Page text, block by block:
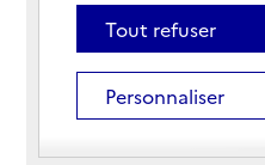
Téléphone :
03 29 82 54 17
Contact
Contact
Site Internet
Site internet
Gestionnaire :
Tout refuser
Personnaliser